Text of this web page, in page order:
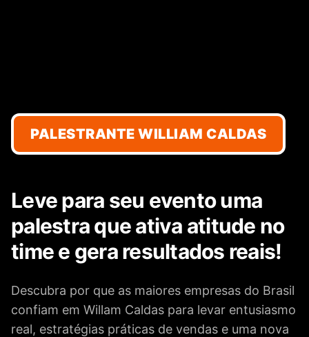
PALESTRANTE WILLIAM CALDAS
Leve para seu evento uma
palestra que ativa atitude no
time e gera resultados reais!
Descubra por que as maiores empresas do Brasil
confiam em Willam Caldas para levar entusiasmo
real, estratégias práticas de vendas e uma nova